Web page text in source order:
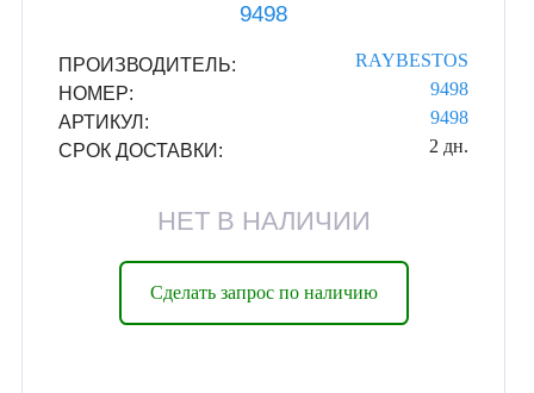
9498
ПРОИЗВОДИТЕЛЬ:
RAYBESTOS
НОМЕР:
9498
АРТИКУЛ:
9498
СРОК ДОСТАВКИ:
2 дн.
НЕТ В НАЛИЧИИ
Сделать запрос по наличию